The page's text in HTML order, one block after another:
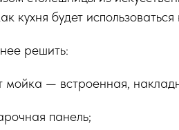
кухня будет
решить:
мойка — встроенная,
панель;